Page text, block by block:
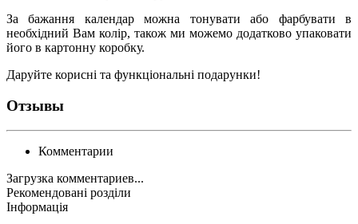
За бажання календар можна тонувати або фарбувати в
необхідний Вам колір, також ми можемо додатково упаковати
його в картонну коробку.
Даруйте корисні та функціональні подарунки!
Отзывы
Комментарии
Загрузка комментариев...
Рекомендовані розділи
Інформація